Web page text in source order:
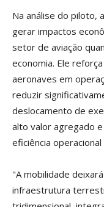
Na análise do piloto,
gerar impactos
setor de aviação
economia. Ele
aeronaves em
reduzir
deslocamento de
alto valor agregado
eficiência
"A mobilidade
infraestrutura